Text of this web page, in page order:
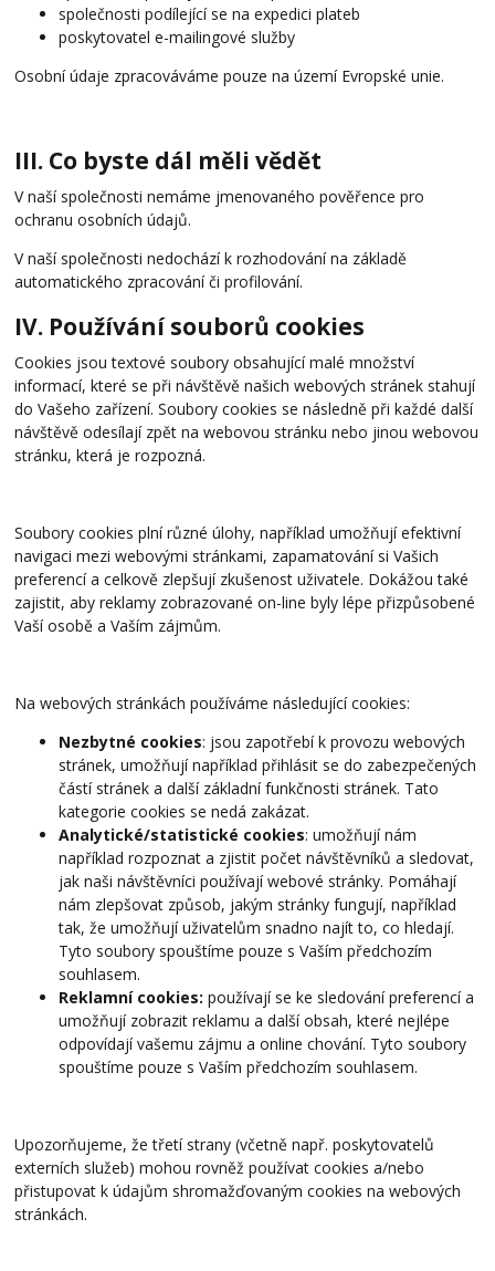
společnosti podílející se na expedici plateb
poskytovatel e-mailingové služby
Osobní údaje zpracováváme pouze na území Evropské unie.
III. Co byste dál měli vědět
V naší společnosti nemáme jmenovaného pověřence pro
ochranu osobních údajů.
V naší společnosti nedochází k rozhodování na základě
automatického zpracování či profilování.
IV. Používání souborů cookies
Cookies jsou textové soubory obsahující malé množství
informací, které se při návštěvě našich webových stránek stahují
do Vašeho zařízení. Soubory cookies se následně při každé další
návštěvě odesílají zpět na webovou stránku nebo jinou webovou
stránku, která je rozpozná.
Soubory cookies plní různé úlohy, například umožňují efektivní
navigaci mezi webovými stránkami, zapamatování si Vašich
preferencí a celkově zlepšují zkušenost uživatele. Dokážou také
zajistit, aby reklamy zobrazované on-line byly lépe přizpůsobené
Vaší osobě a Vaším zájmům.
Na webových stránkách používáme následující cookies:
Nezbytné cookies: jsou zapotřebí k provozu webových
stránek, umožňují například přihlásit se do zabezpečených
částí stránek a další základní funkčnosti stránek. Tato
kategorie cookies se nedá zakázat.
Analytické/statistické cookies: umožňují nám
například rozpoznat a zjistit počet návštěvníků a sledovat,
jak naši návštěvníci používají webové stránky. Pomáhají
nám zlepšovat způsob, jakým stránky fungují, například
tak, že umožňují uživatelům snadno najít to, co hledají.
Tyto soubory spouštíme pouze s Vaším předchozím
souhlasem.
Reklamní cookies: používají se ke sledování preferencí a
umožňují zobrazit reklamu a další obsah, které nejlépe
odpovídají vašemu zájmu a online chování. Tyto soubory
spouštíme pouze s Vaším předchozím souhlasem.
Upozorňujeme, že třetí strany (včetně např. poskytovatelů
externích služeb) mohou rovněž používat cookies a/nebo
přistupovat k údajům shromažďovaným cookies na webových
stránkách.